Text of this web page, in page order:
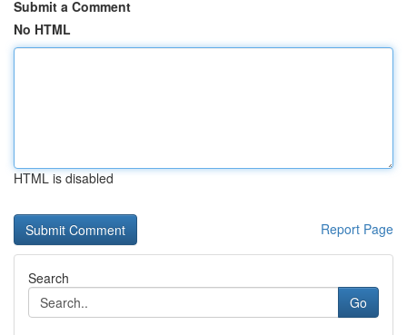
Submit a Comment
No HTML
HTML is disabled
Report Page
Search
Go